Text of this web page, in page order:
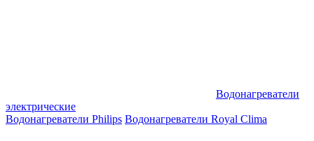
Водонагреватели
электрические
Водонагреватели Philips Водонагреватели Royal Clima